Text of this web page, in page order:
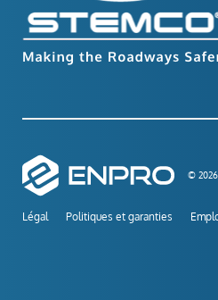
© 2026
Légal Politiques et garanties